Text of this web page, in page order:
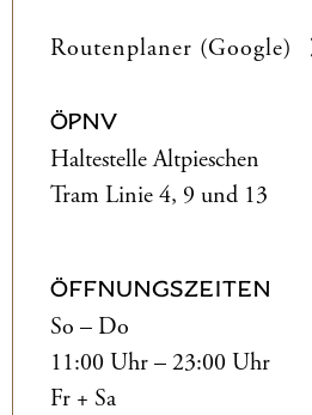
Routenplaner (Google)
ÖPNV
Haltestelle Altpieschen
Tram Linie 4, 9 und 13
ÖFFNUNGSZEITEN
So – Do
11:00 Uhr – 23:00 Uhr
Fr + Sa